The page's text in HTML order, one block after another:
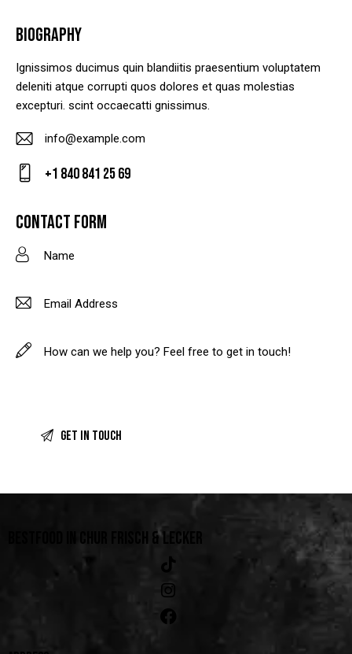
BIOGRAPHY
Ignissimos ducimus quin blandiitis praesentium voluptatem
deleniti atque corrupti quos dolores et quas molestias
excepturi. scint occaecatti gnissimus.
E-
m
:
info@example.com
on
+1 840 841 25 69
CONTACT FORM
BESTFOOD IN CHUR FRISCH & LECKER